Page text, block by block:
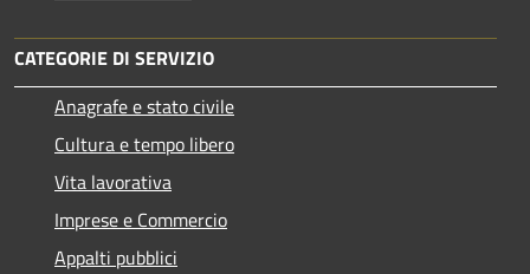
CATEGORIE DI SERVIZIO
Anagrafe e stato civile
Cultura e tempo libero
Vita lavorativa
Imprese e Commercio
Appalti pubblici